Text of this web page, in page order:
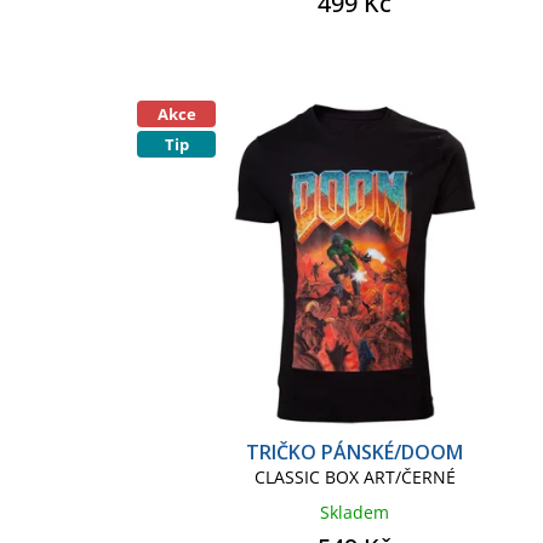
Akce
Tip
TRIČKO PÁNSKÉ/DOOM
CLASSIC BOX ART/ČERNÉ
Skladem